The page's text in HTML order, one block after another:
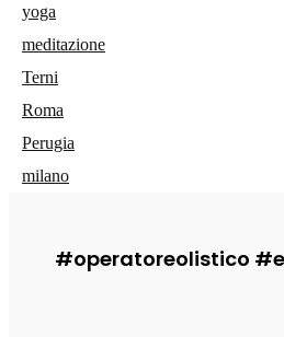
yoga
meditazione
Terni
Roma
Perugia
milano
#operatoreolistico